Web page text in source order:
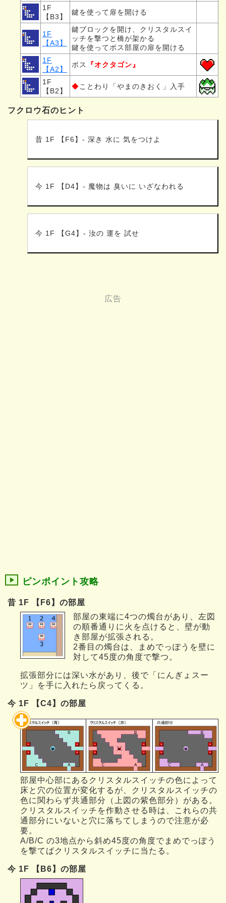
1F
【B3】
鍵を使って扉を開ける
1F
【A3】
鍵ブロックを開け、クリスタルスイ
ッチを撃つと橋が架かる
鍵を使ってボス部屋の扉を開ける
1F
【A2】
ボス 『オクタゴン』
1F
【B2】
◆ことわり「やまのきおく」入手
フクロウ石のヒント
昔 1F 【F6】- 深き 水に 気をつけよ
今 1F 【D4】- 魔物は 臭いに いざなわれる
今 1F 【G4】- 汝の 運を 試せ
ピンポイント攻略
昔 1F 【F6】の部屋
部屋の東端に4つの燭台があり、左図
の順番通りに火を点けると、壁が動
き部屋が拡張される。
2番目の燭台は、まめでっぽうを壁に
対して45度の角度で撃つ。
拡張部分には深い水があり、後で「にんぎょスー
ツ」を手に入れたら戻ってくる。
今 1F 【C4】の部屋
部屋中心部にあるクリスタルスイッチの色によって
床と穴の位置が変化するが、クリスタルスイッチの
色に関わらず共通部分（上図の紫色部分）がある。
クリスタルスイッチを作動させる時は、これらの共
通部分にいないと穴に落ちてしまうので注意が必
要。
A/B/C の3地点から斜め45度の角度でまめでっぽう
を撃てばクリスタルスイッチに当たる。
今 1F 【B6】の部屋